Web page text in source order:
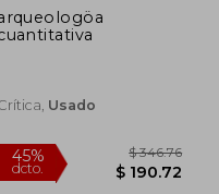
Usado